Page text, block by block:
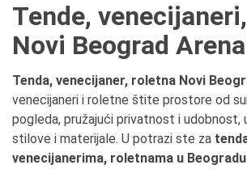
Tende,
Novi Beograd Arena
Tenda, venecijaner, roletna Novi
venecijaneri i roletne štite prostore od
pogleda, pružajući privatnost i udobnost,
stilove i materijale. U potrazi ste za
venecijanerima, roletnama u Beogradu